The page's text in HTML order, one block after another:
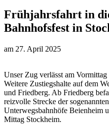
Frühjahrsfahrt in
Bahnhofsfest in
am 27. April 2025
Unser Zug verlässt am
Weitere Zustiegshalte auf dem
und Friedberg. Ab Friedberg
reizvolle Strecke der
Unterwegsbahnhöfe Beienheim
Mittag Stockheim.